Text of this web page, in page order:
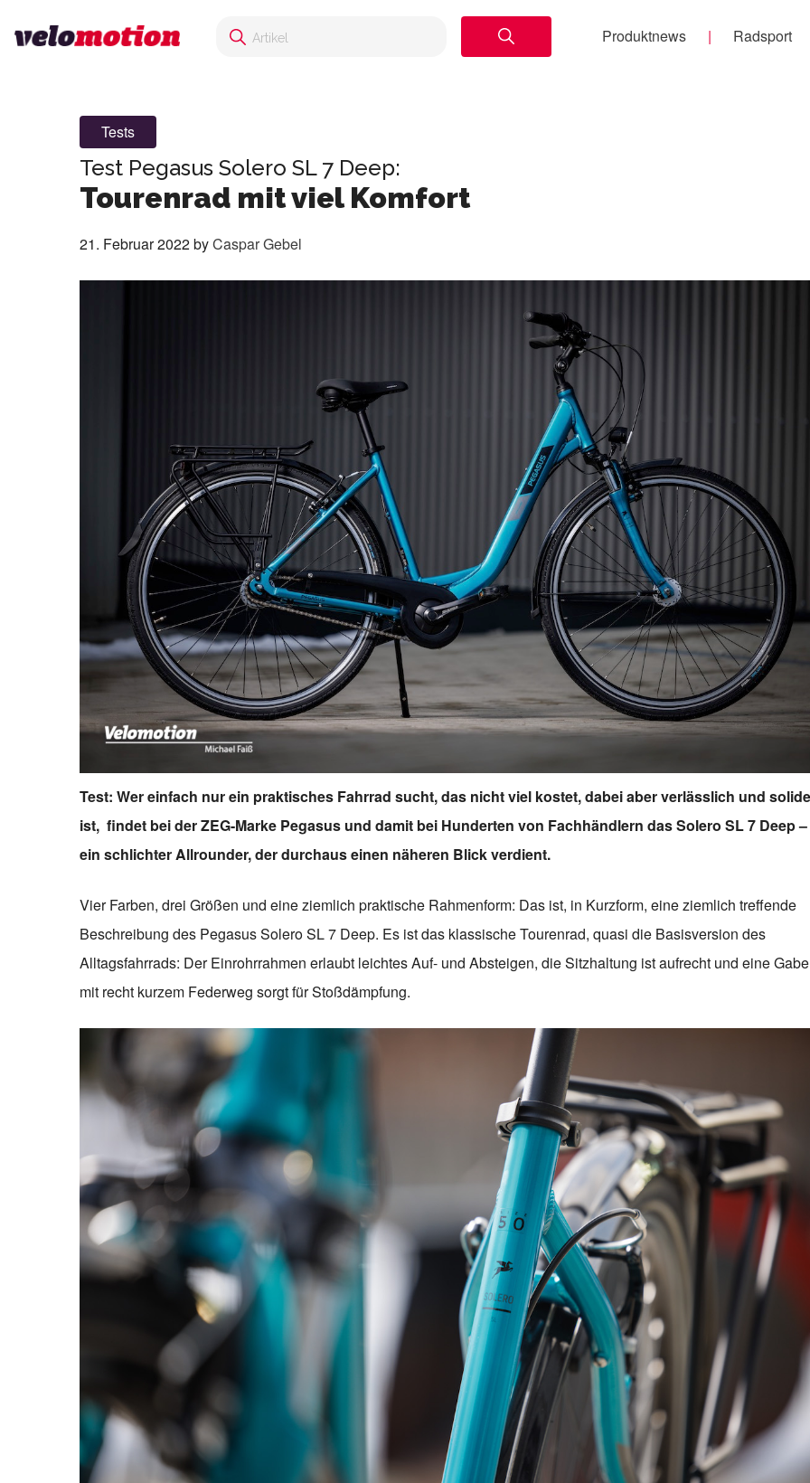
Produktnews Radsport
Tests
Test Pegasus Solero SL 7 Deep:
Tourenrad mit viel Komfort
21. Februar 2022byCaspar Gebel
Test: Wer einfach nur ein praktisches Fahrrad sucht, das nicht viel kostet, dabei aber verlässlich und solide
ist, findet bei der ZEG-Marke Pegasus und damit bei Hunderten von Fachhändlern das Solero SL 7 Deep –
ein schlichter Allrounder, der durchaus einen näheren Blick verdient.
Vier Farben, drei Größen und eine ziemlich praktische Rahmenform: Das ist, in Kurzform, eine ziemlich treffende
Beschreibung des Pegasus Solero SL 7 Deep. Es ist das klassische Tourenrad, quasi die Basisversion des
Alltagsfahrrads: Der Einrohrrahmen erlaubt leichtes Auf- und Absteigen, die Sitzhaltung ist aufrecht und eine
mit recht kurzem Federweg sorgt für Stoßdämpfung.